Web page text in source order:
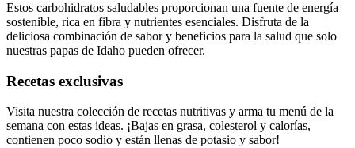
Estos carbohidratos saludables proporcionan una fuente de energía
sostenible, rica en fibra y nutrientes esenciales. Disfruta de la
deliciosa combinación de sabor y beneficios para la salud que solo
nuestras papas de Idaho pueden ofrecer.
Recetas exclusivas
Visita nuestra colección de recetas nutritivas y arma tu menú de la
semana con estas ideas. ¡Bajas en grasa, colesterol y calorías,
contienen poco sodio y están llenas de potasio y sabor!